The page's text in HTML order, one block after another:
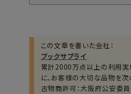
この文章を書いた会社：
ブックサプライ
累計2000万点以上の利用実
に、お客様の大切な品物を
古物商許可：大阪府公安委